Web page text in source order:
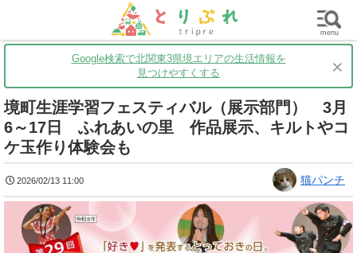
茨城 グルメ 買い物 子育て
Google検索で北関東3県境エリアの生活情報を
見つけやすくする
×
境町生涯学習フェスティバル（展示部門） 3月
6～17日 ふれあいの里 作品展示、キルトやコ
ケ玉作り体験会も
2026/02/13 11:00 猫パンチ
menu